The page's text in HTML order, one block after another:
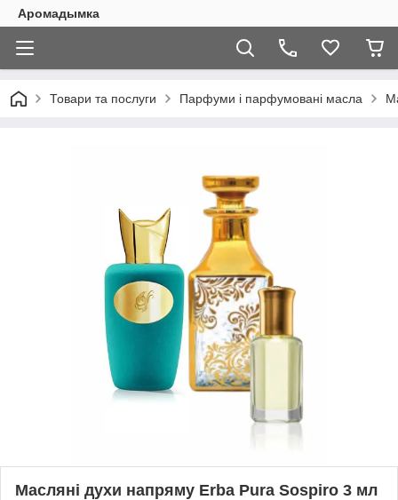
Аромадымка
Товари та послуги Парфуми і парфумовані масла
Масляні духи напряму Erba Pura Sospiro 3 мл